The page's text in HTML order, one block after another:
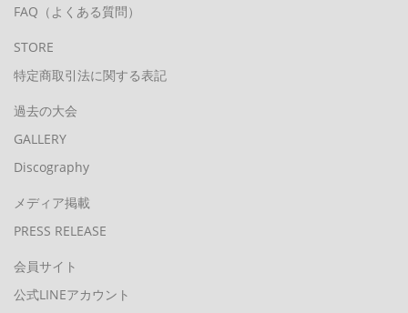
FAQ（よくある質問）
STORE
特定商取引法に関する表記
過去の大会
GALLERY
Discography
メディア掲載
PRESS RELEASE
会員サイト
公式LINEアカウント